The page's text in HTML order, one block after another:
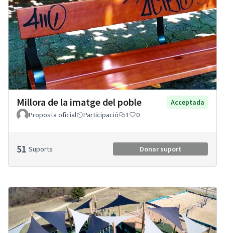
Millora de la imatge del poble
Acceptada
Proposta oficial
Participació 1 0
51 Suports Donar suport